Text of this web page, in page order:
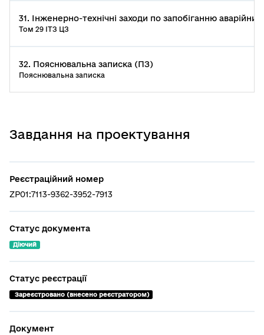
31. Інженерно-технічні заходи по запобіганню аварійних
Том 29 ІТЗ ЦЗ
32. Пояснювальна записка (ПЗ)
Пояснювальна записка
Завдання на проектування
Реєстраційний номер
ZP01:7113-9362-3952-7913
Статус документа
Діючий
Статус реєстрації
Зареєстровано (внесено реєстратором)
Документ